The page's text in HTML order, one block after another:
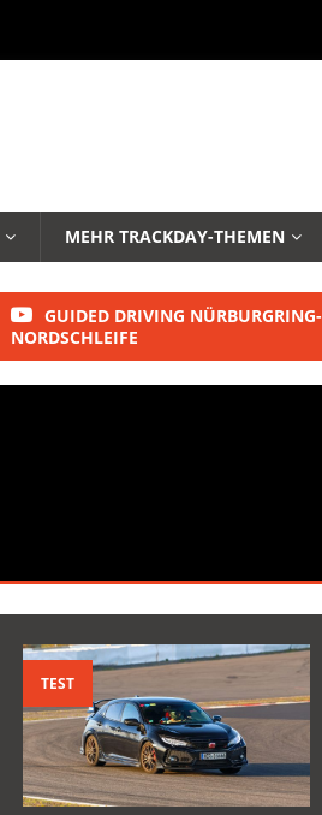
MEHR TRACKDAY-THEMEN
GUIDED DRIVING NÜRBURGRING-
NORDSCHLEIFE
TEST